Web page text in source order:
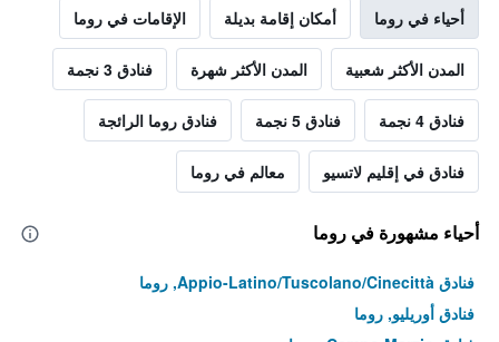
أحياء في روما أمكان إقامة بديلة الإقامات في روما
المدن الأكثر شعبية المدن الأكثر شهرة فنادق 3 نجمة
فنادق 4 نجمة فنادق 5 نجمة فنادق روما الرائجة
فنادق في إقليم لاتسيو معالم في روما
أحياء مشهورة في روما
فنادق Appio-Latino/Tuscolano/Cinecittà, روما
فنادق أوريليو, روما